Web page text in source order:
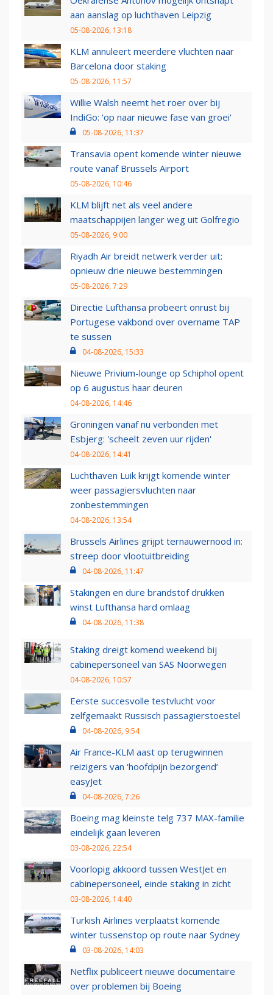
aan aanslag op luchthaven Leipzig
05-08-2026, 13:18
KLM annuleert meerdere vluchten naar
Barcelona door staking
05-08-2026, 11:57
Willie Walsh neemt het roer over bij
IndiGo: 'op naar nieuwe fase van groei'
05-08-2026, 11:37
Transavia opent komende winter nieuwe
route vanaf Brussels Airport
05-08-2026, 10:46
KLM blijft net als veel andere
maatschappijen langer weg uit Golfregio
05-08-2026, 9:00
Riyadh Air breidt netwerk verder uit:
opnieuw drie nieuwe bestemmingen
05-08-2026, 7:29
Directie Lufthansa probeert onrust bij
Portugese vakbond over overname TAP
te sussen
04-08-2026, 15:33
Nieuwe Privium-lounge op Schiphol opent
op 6 augustus haar deuren
04-08-2026, 14:46
Groningen vanaf nu verbonden met
Esbjerg: 'scheelt zeven uur rijden'
04-08-2026, 14:41
Luchthaven Luik krijgt komende winter
weer passagiersvluchten naar
zonbestemmingen
04-08-2026, 13:54
Brussels Airlines grijpt ternauwernood in:
streep door vlootuitbreiding
04-08-2026, 11:47
Stakingen en dure brandstof drukken
winst Lufthansa hard omlaag
04-08-2026, 11:38
Staking dreigt komend weekend bij
cabinepersoneel van SAS Noorwegen
04-08-2026, 10:57
Eerste succesvolle testvlucht voor
zelfgemaakt Russisch passagierstoestel
04-08-2026, 9:54
Air France-KLM aast op terugwinnen
reizigers van ‘hoofdpijn bezorgend’
easyJet
04-08-2026, 7:26
Boeing mag kleinste telg 737 MAX-familie
eindelijk gaan leveren
03-08-2026, 22:54
Voorlopig akkoord tussen WestJet en
cabinepersoneel, einde staking in zicht
03-08-2026, 14:40
Turkish Airlines verplaatst komende
winter tussenstop op route naar Sydney
03-08-2026, 14:03
Netflix publiceert nieuwe documentaire
over problemen bij Boeing